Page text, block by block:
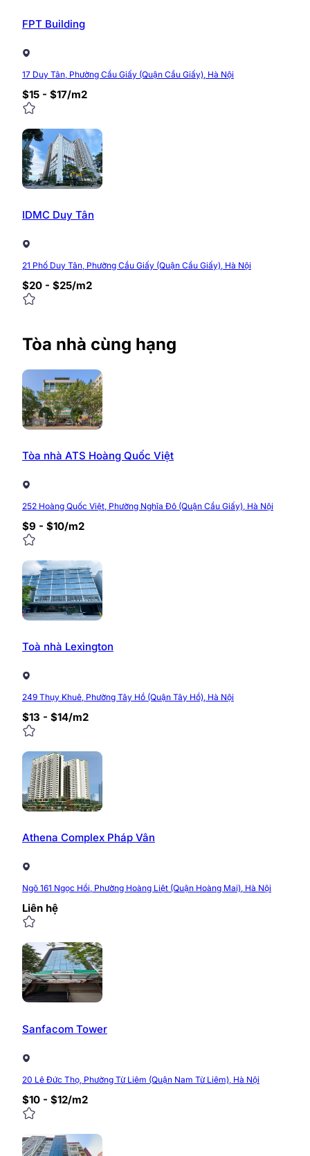
FPT Building
17 Duy Tân, Phường Cầu Giấy (Quận Cầu Giấy), Hà Nội
$15 - $17/m2
IDMC Duy Tân
21 Phố Duy Tân, Phường Cầu Giấy (Quận Cầu Giấy), Hà Nội
$20 - $25/m2
Tòa nhà cùng hạng
Tòa nhà ATS Hoàng Quốc Việt
252 Hoàng Quốc Việt, Phường Nghĩa Đô (Quận Cầu Giấy), Hà Nội
$9 - $10/m2
Toà nhà Lexington
249 Thụy Khuê, Phường Tây Hồ (Quận Tây Hồ), Hà Nội
$13 - $14/m2
Athena Complex Pháp Vân
Ngõ 161 Ngọc Hồi, Phường Hoàng Liệt (Quận Hoàng Mai), Hà Nội
Liên hệ
Sanfacom Tower
20 Lê Đức Thọ, Phường Từ Liêm (Quận Nam Từ Liêm), Hà Nội
$10 - $12/m2